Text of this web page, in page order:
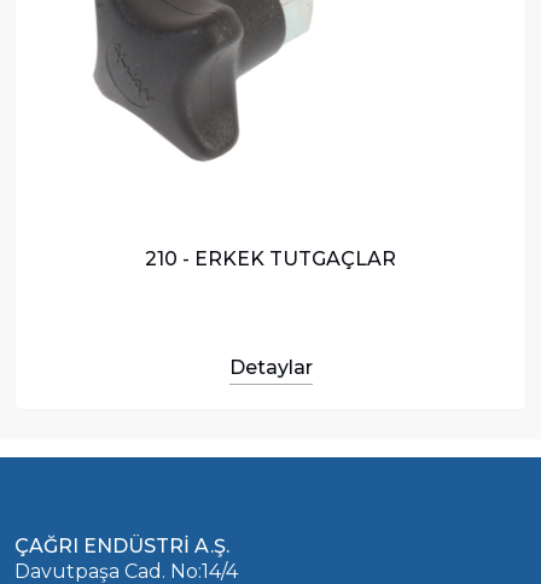
210 - ERKEK TUTGAÇLAR
Detaylar
ÇAĞRI ENDÜSTRİ A.Ş.
Davutpaşa Cad. No:14/4